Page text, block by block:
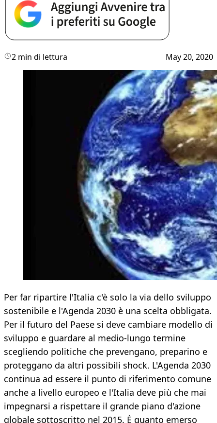
2 min di lettura May 20, 2020
Per far ripartire l'Italia c'è solo la via dello sviluppo
sostenibile e l'Agenda 2030 è una scelta obbligata.
Per il futuro del Paese si deve cambiare modello di
sviluppo e guardare al medio-lungo termine
scegliendo politiche che prevengano, preparino e
proteggano da altri possibili shock. L'Agenda 2030
continua ad essere il punto di riferimento comune
anche a livello europeo e l'Italia deve più che mai
impegnarsi a rispettare il grande piano d'azione
globale sottoscritto nel 2015. È quanto emerso